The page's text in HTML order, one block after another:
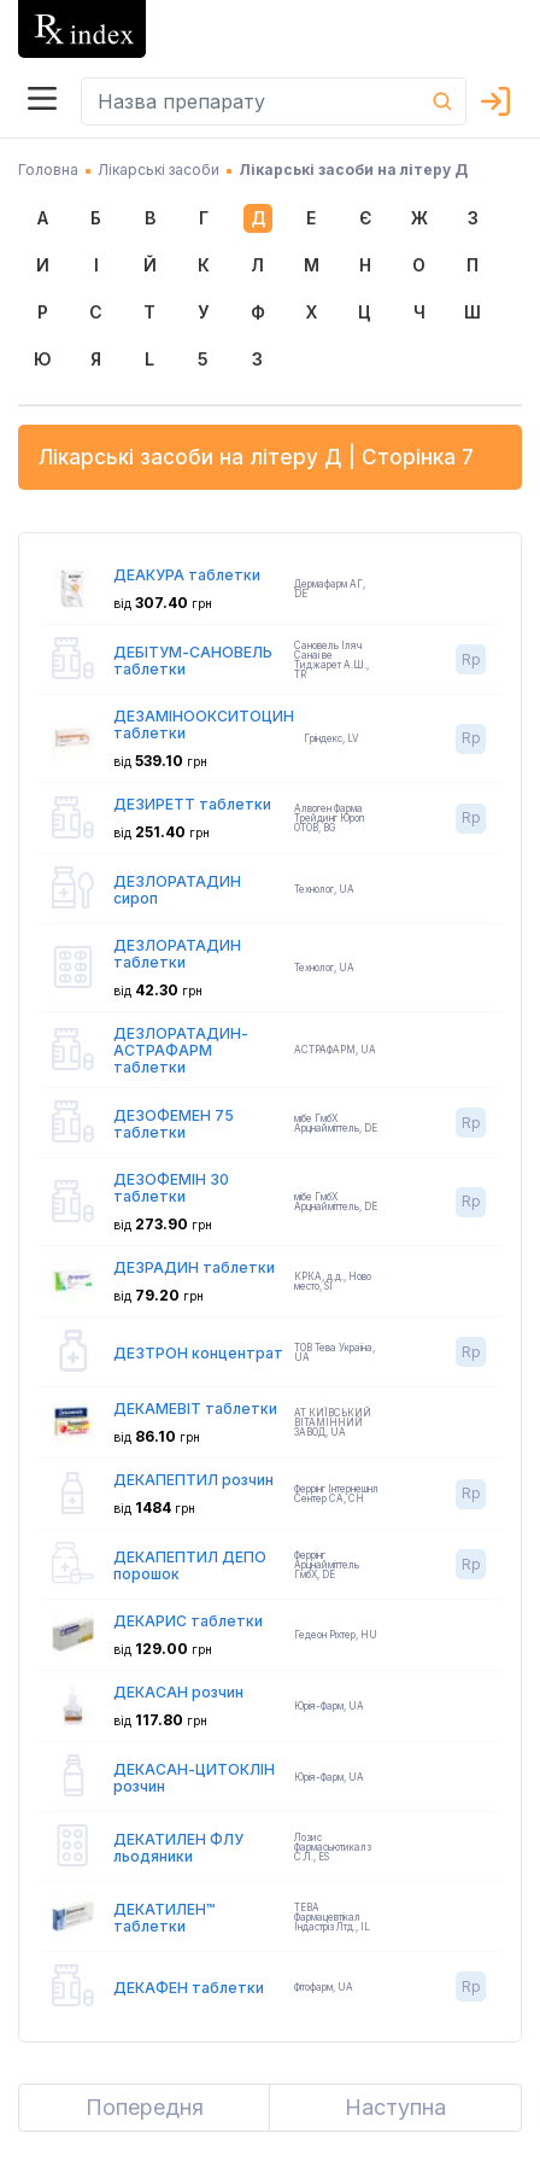
Головна Лікарські засоби Лікарські засоби на літеру Д
А Б В Г Д Е Є Ж З
И І Й К Л М Н О П
Р С Т У Ф Х Ц Ч Ш
Ю Я L 5 3
Лікарські засоби на літеру Д | Сторінка 7
ДЕАКУРА таблетки
від 307.40 грн
Дермафарм АГ,
DE
ДЕБІТУМ-САНОВЕЛЬ
таблетки
Сановель Іляч
Санаі ве
Тиджарет А.Ш.
TR
Rp
ДЕЗАМІНООКСИТОЦИН
таблетки
від 539.10 грн
Гріндекс, LV Rp
ДЕЗИРЕТТ таблетки
від 251.40 грн
Алвоген Фарма
Трейдинг Юроп
ОТОВ,BG
Rp
ДЕЗЛОРАТАДИН
сироп
Технолог, UA
ДЕЗЛОРАТАДИН
таблетки
від 42.30 грн
Технолог, UA
ДЕЗЛОРАТАДИН-
АСТРАФАРМ
таблетки
АСТРАФАРМ , UA
ДЕЗОФЕМЕН 75
таблетки
мібе ГмбХ
Арцнайміттель, DE Rp
ДЕЗОФЕМІН 30
таблетки
від 273.90 грн
мібе ГмбХ
Арцнайміттель, DE Rp
ДЕЗРАДИН таблетки
від 79.20 грн
КРКА, д.д., Ново
место,SI
ДЕЗТРОН концентрат ТОВ Тева Україна
UA
Rp
ДЕКАМЕВІТ таблетки
від 86.10 грн
АТ КИЇВСЬКИЙ
ВІТАМІННИЙ
ЗАВОД, UA
ДЕКАПЕПТИЛ розчин
від 1484 грн
Феррінг Інтернешнл
Сентер СА,CH Rp
ДЕКАПЕПТИЛ ДЕПО
порошок
Феррінг
Арцнайміттель
ГмбХ, DE
Rp
ДЕКАРИС таблетки
від 129.00 грн
Гедеон Ріхтер, HU
ДЕКАСАН розчин
від 117.80 грн
Юрія-Фарм, UA
ДЕКАСАН-ЦИТОКЛІН
розчин
Юрія-Фарм, UA
ДЕКАТИЛЕН ФЛУ
льодяники
Лозис
Фармасьютикалз
С.Л.
ES
ДЕКАТИЛЕН™
таблетки
ТЕВА
Фармацевтікал
Індастріз Лтд.
ДЕКАФЕН таблетки Фітофарм, UA Rp
Попередня Наступна